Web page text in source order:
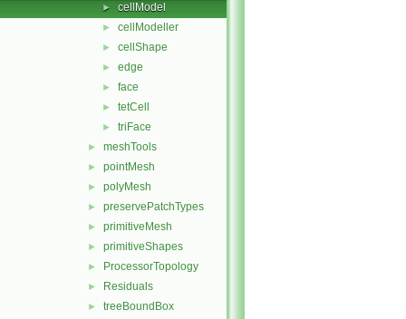
► cellModel
► cellModeller
► cellShape
► edge
► face
► tetCell
► triFace
► meshTools
► pointMesh
► polyMesh
► preservePatchTypes
► primitiveMesh
► primitiveShapes
► ProcessorTopology
► Residuals
► treeBoundBox